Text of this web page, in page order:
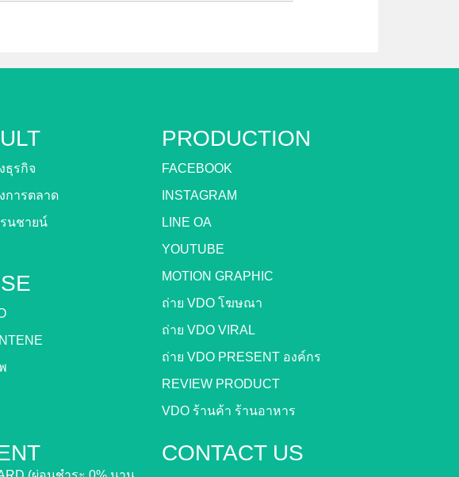
ธุรกิจ
การตลาด
นชายน์
PRODUCTION
FACEBOOK
INSTAGRAM
LINE OA
YOUTUBE
MOTION GRAPHIC
ถ่าย VDO โฆษณา
ถ่าย VDO VIRAL
ถ่าย VDO PRESENT องค์กร
REVIEW PRODUCT
VDO ร้านค้า ร้านอาหาร
CONTACT US